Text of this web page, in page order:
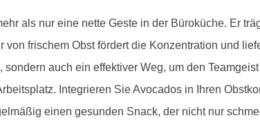
als nur eine nette Geste in der Büroküche. Er
von frischem Obst fördert die Konzentration und
auch ein effektiver Weg, um den
Integrieren Sie Avocados in Ihren
einen gesunden Snack, der nicht nur